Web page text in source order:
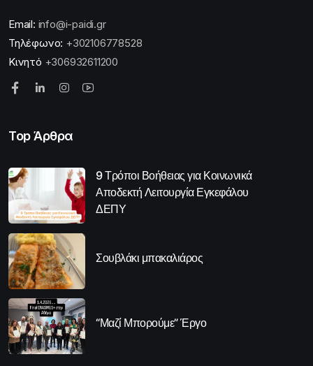
Email: info@i-paidi.gr
Τηλέφωνο: +302106778528
Κινητό +306932611200
Top Άρθρα
9 Τρόποι Βοήθειας για Κοινωνικά
Αποδεκτή Λειτουργία Εγκεφάλου
ΔΕΠΥ
Σουβλάκι μπακαλιάρος
“Μαζί Μπορούμε” Έργο